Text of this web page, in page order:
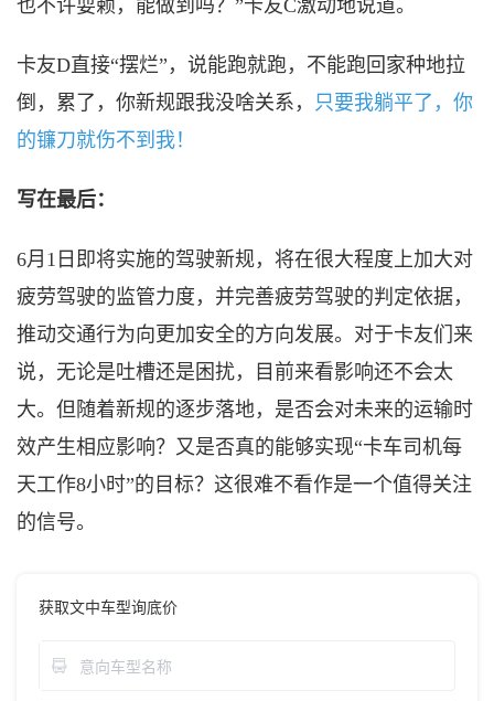
也不许耍赖，能做到吗？”卡友C激动地说道。
卡友D直接“摆烂”，说能跑就跑，不能跑回家种地拉
倒，累了，你新规跟我没啥关系， 只要我躺平了，你
的镰刀就伤不到我！
写在最后：
6月1日即将实施的驾驶新规，将在很大程度上加大对
疲劳驾驶的监管力度，并完善疲劳驾驶的判定依据，
推动交通行为向更加安全的方向发展。对于卡友们来
说，无论是吐槽还是困扰，目前来看影响还不会太
大。但随着新规的逐步落地，是否会对未来的运输时
效产生相应影响？又是否真的能够实现“卡车司机每
天工作8小时”的目标？这很难不看作是一个值得关注
的信号。
获取文中车型询底价